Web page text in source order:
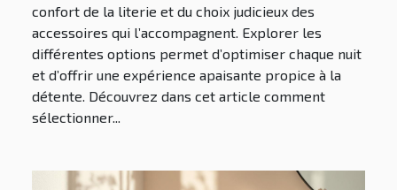
confort de la literie et du choix judicieux des
accessoires qui l’accompagnent. Explorer les
différentes options permet d’optimiser chaque nuit
et d’offrir une expérience apaisante propice à la
détente. Découvrez dans cet article comment
sélectionner...